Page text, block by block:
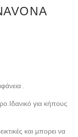
.
για κήπους
και μπορει να